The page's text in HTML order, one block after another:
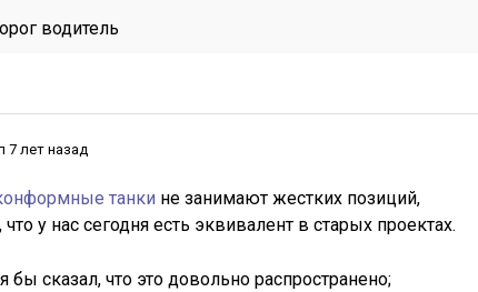
водитель
7 лет назад
танки не занимают жестких позиций,
у нас сегодня есть эквивалент в старых проектах.
бы сказал, что это довольно распространено;